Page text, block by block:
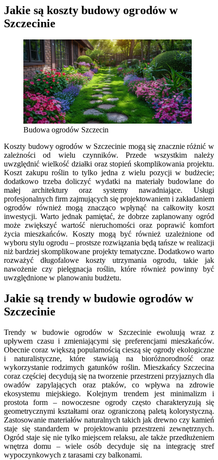
Jakie są koszty budowy ogrodów w
Szczecinie
Budowa ogrodów Szczecin
Koszty budowy ogrodów w Szczecinie mogą się znacznie różnić w
zależności od wielu czynników. Przede wszystkim należy
uwzględnić wielkość działki oraz stopień skomplikowania projektu.
Koszt zakupu roślin to tylko jedna z wielu pozycji w budżecie;
dodatkowo trzeba doliczyć wydatki na materiały budowlane do
małej architektury oraz systemy nawadniające. Usługi
profesjonalnych firm zajmujących się projektowaniem i zakładaniem
ogrodów również mogą znacząco wpłynąć na całkowity koszt
inwestycji. Warto jednak pamiętać, że dobrze zaplanowany ogród
może zwiększyć wartość nieruchomości oraz poprawić komfort
życia mieszkańców. Koszty mogą być również uzależnione od
wyboru stylu ogrodu – prostsze rozwiązania będą tańsze w realizacji
niż bardziej skomplikowane projekty tematyczne. Dodatkowo warto
rozważyć długofalowe koszty utrzymania ogrodu, takie jak
nawożenie czy pielęgnacja roślin, które również powinny być
uwzględnione w planowaniu budżetu.
Jakie są trendy w budowie ogrodów w
Szczecinie
Trendy w budowie ogrodów w Szczecinie ewoluują wraz z
upływem czasu i zmieniającymi się preferencjami mieszkańców.
Obecnie coraz większą popularnością cieszą się ogrody ekologiczne
i naturalistyczne, które stawiają na bioróżnorodność oraz
wykorzystanie rodzimych gatunków roślin. Mieszkańcy Szczecina
coraz częściej decydują się na tworzenie przestrzeni przyjaznych dla
owadów zapylających oraz ptaków, co wpływa na zdrowie
ekosystemu miejskiego. Kolejnym trendem jest minimalizm i
prostota form – nowoczesne ogrody często charakteryzują się
geometrycznymi kształtami oraz ograniczoną paletą kolorystyczną.
Zastosowanie materiałów naturalnych takich jak drewno czy kamień
staje się standardem w projektowaniu przestrzeni zewnętrznych.
Ogród staje się nie tylko miejscem relaksu, ale także przedłużeniem
wnętrza domu – wiele osób decyduje się na integrację stref
wypoczynkowych z tarasami czy balkonami.